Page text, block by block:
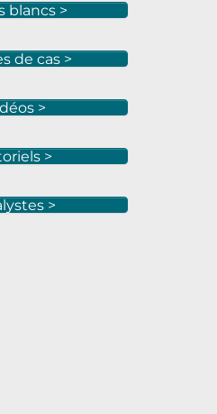
blancs >
de cas >
>
>
>